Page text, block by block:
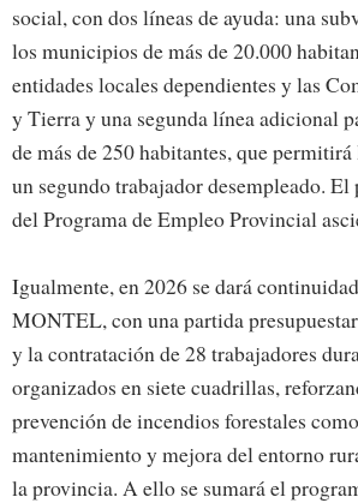
social, con dos líneas de ayuda: una
los municipios de más de 20.000
entidades locales dependientes y las
y Tierra y una segunda línea adicional
de más de 250 habitantes, que
un segundo trabajador desempleado.
del Programa de Empleo Provincial
Igualmente, en 2026 se dará
MONTEL, con una partida
y la contratación de 28 trabajadores
organizados en siete cuadrillas,
prevención de incendios forestales
mantenimiento y mejora del entorno
la provincia. A ello se sumará el